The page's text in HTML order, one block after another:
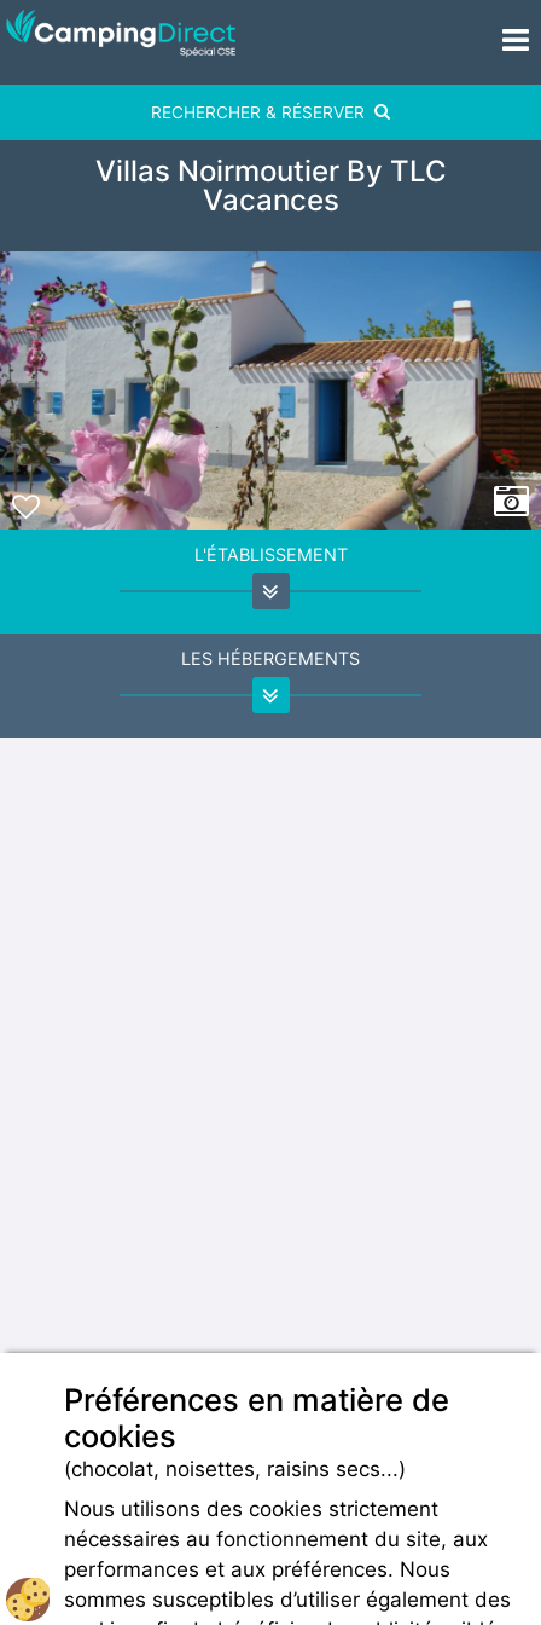
RECHERCHER & RÉSERVER
Villas Noirmoutier By TLC
Vacances
L'ÉTABLISSEMENT
LES HÉBERGEMENTS
Préférences en matière de
cookies
(chocolat, noisettes, raisins secs...)
Nous utilisons des cookies strictement
nécessaires au fonctionnement du site, aux
performances et aux préférences. Nous
sommes susceptibles d’utiliser également des